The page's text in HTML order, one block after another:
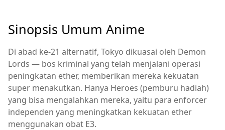
Sinopsis Umum Anime
Di abad ke-21 alternatif, Tokyo dikuasai oleh Demon
Lords — bos kriminal yang telah menjalani operasi
peningkatan ether, memberikan mereka kekuatan
super menakutkan. Hanya Heroes (pemburu hadiah)
yang bisa mengalahkan mereka, yaitu para enforcer
independen yang meningkatkan kekuatan ether
menggunakan obat E3.